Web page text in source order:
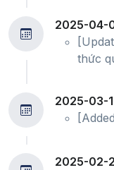
2025-04-
thức
2025-03-
2025-02-